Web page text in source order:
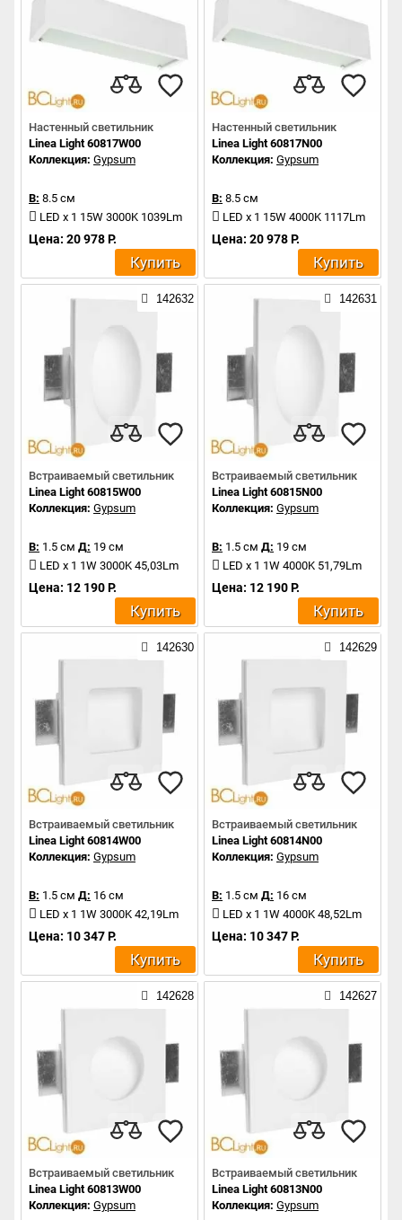
Настенный светильник
Linea Light 60817W00
Коллекция: Gypsum
В: 8.5 см
LED x 1 15W 3000K 1039Lm
Цена: 20 978 Р.
Купить
Настенный светильник
Linea Light 60817N00
Коллекция: Gypsum
В: 8.5 см
LED x 1 15W 4000K 1117Lm
Цена: 20 978 Р.
Купить
142632
Встраиваемый светильник
Linea Light 60815W00
Коллекция: Gypsum
В: 1.5 см Д: 19 см
LED x 1 1W 3000K 45,03Lm
Цена: 12 190 Р.
Купить
142631
Встраиваемый светильник
Linea Light 60815N00
Коллекция: Gypsum
В: 1.5 см Д: 19 см
LED x 1 1W 4000K 51,79Lm
Цена: 12 190 Р.
Купить
142630
Встраиваемый светильник
Linea Light 60814W00
Коллекция: Gypsum
В: 1.5 см Д: 16 см
LED x 1 1W 3000K 42,19Lm
Цена: 10 347 Р.
Купить
142629
Встраиваемый светильник
Linea Light 60814N00
Коллекция: Gypsum
В: 1.5 см Д: 16 см
LED x 1 1W 4000K 48,52Lm
Цена: 10 347 Р.
Купить
142628
Встраиваемый светильник
Linea Light 60813W00
Коллекция: Gypsum
142627
Встраиваемый светильник
Linea Light 60813N00
Коллекция: Gypsum